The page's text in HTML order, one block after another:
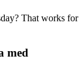
That works for
med